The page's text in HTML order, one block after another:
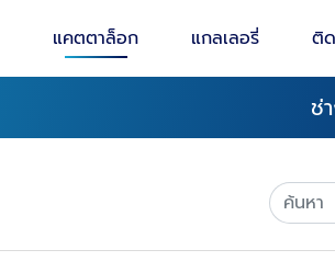
แคตตาล็อก แกลเลอรี่ ติ
ช่